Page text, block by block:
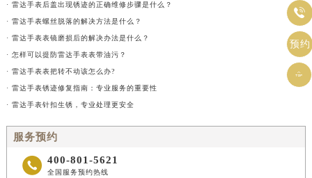
· 雷达手表后盖出现锈迹的正确维修步骤是什么？
· 雷达手表螺丝脱落的解决方法是什么？
· 雷达手表表镜磨损后的解决办法是什么？
· 怎样可以提防雷达手表表带油污？
· 雷达手表表把转不动该怎么办?
· 雷达手表锈迹修复指南：专业服务的重要性
· 雷达手表针扣生锈，专业处理更安全
服务预约
 400-801-5621
全国服务预约热线

预约
